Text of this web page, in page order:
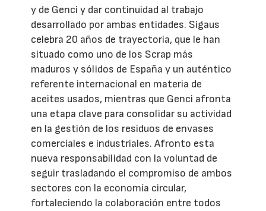
y de Genci y dar continuidad al trabajo
desarrollado por ambas entidades. Sigaus
celebra 20 años de trayectoria, que le han
situado como uno de los Scrap más
maduros y sólidos de España y un auténtico
referente internacional en materia de
aceites usados, mientras que Genci afronta
una etapa clave para consolidar su actividad
en la gestión de los residuos de envases
comerciales e industriales. Afronto esta
nueva responsabilidad con la voluntad de
seguir trasladando el compromiso de ambos
sectores con la economía circular,
fortaleciendo la colaboración entre todos